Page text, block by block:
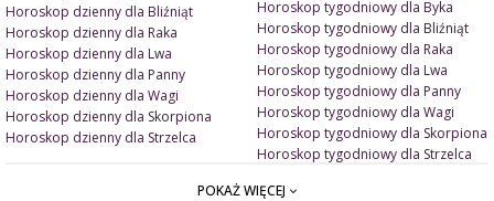
Horoskop dzienny dla Bliźniąt
Horoskop dzienny dla Raka
Horoskop dzienny dla Lwa
Horoskop dzienny dla Panny
Horoskop dzienny dla Wagi
Horoskop dzienny dla Skorpiona
Horoskop dzienny dla Strzelca
Horoskop tygodniowy dla Byka
Horoskop tygodniowy dla Bliźniąt
Horoskop tygodniowy dla Raka
Horoskop tygodniowy dla Lwa
Horoskop tygodniowy dla Panny
Horoskop tygodniowy dla Wagi
Horoskop tygodniowy dla Skorpiona
Horoskop tygodniowy dla Strzelca
ZNAK ZODIAKU A
POKAŻ WIĘCEJ